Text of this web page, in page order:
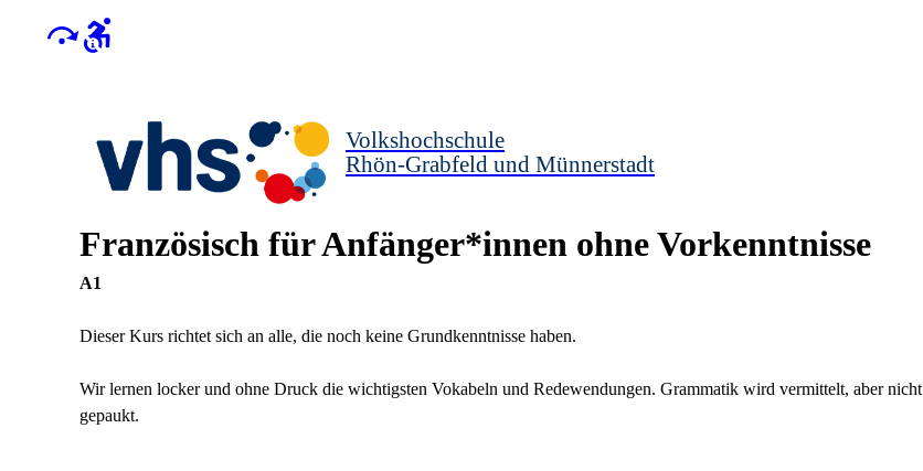
Volkshochschule
Rhön-Grabfeld und Münnerstadt
Französisch für Anfänger*innen ohne Vorkenntnisse
A1
Dieser Kurs richtet sich an alle, die noch keine Grundkenntnisse haben.
Wir lernen locker und ohne Druck die wichtigsten Vokabeln und Redewendungen. Grammatik wird vermittelt, aber nicht
gepaukt.